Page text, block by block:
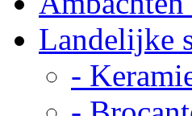
Landelijke
-